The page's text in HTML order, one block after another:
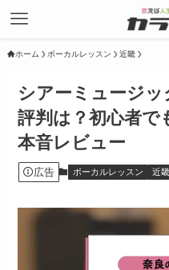
ホーム ボーカルレッスン 近畿
シアーミュージッ
評判は？初心者で
本音レビュー
広告 ボーカルレッスン 近畿